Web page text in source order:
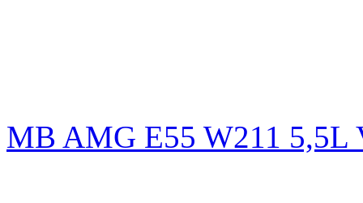
MB AMG E55 W211 5,5L